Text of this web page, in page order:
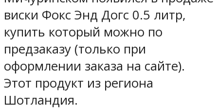
виски Фокс Энд Догс 0.5 литр,
купить который можно по
предзаказу (только при
оформлении заказа на сайте).
Этот продукт из региона
Шотландия.